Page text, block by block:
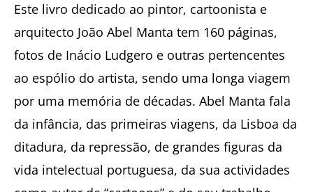
Este livro dedicado ao pintor, cartoonista e
arquitecto João Abel Manta tem 160 páginas,
fotos de Inácio Ludgero e outras pertencentes
ao espólio do artista, sendo uma longa viagem
por uma memória de décadas. Abel Manta fala
da infância, das primeiras viagens, da Lisboa da
ditadura, da repressão, de grandes figuras da
vida intelectual portuguesa, da sua actividades